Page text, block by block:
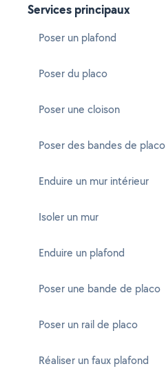
Services principaux
Poser un plafond
Poser du placo
Poser une cloison
Poser des bandes de placo
Enduire un mur intérieur
Isoler un mur
Enduire un plafond
Poser une bande de placo
Poser un rail de placo
Réaliser un faux plafond